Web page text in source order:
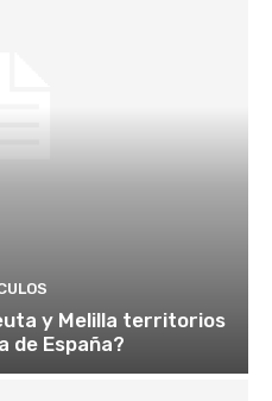
y Melilla territorios
de España?